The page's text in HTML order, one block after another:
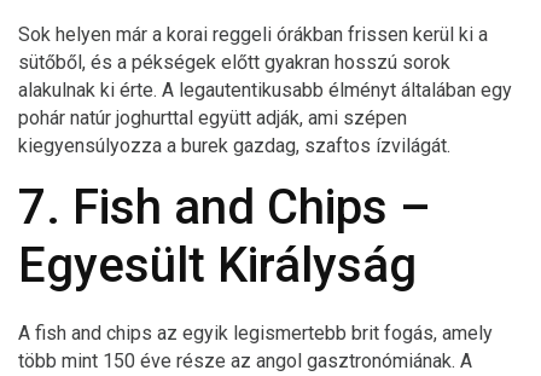
Sok helyen már a korai reggeli órákban frissen kerül ki a
sütőből, és a pékségek előtt gyakran hosszú sorok
alakulnak ki érte. A legautentikusabb élményt általában egy
pohár natúr joghurttal együtt adják, ami szépen
kiegyensúlyozza a burek gazdag, szaftos ízvilágát.
7. Fish and Chips –
Egyesült Királyság
A fish and chips az egyik legismertebb brit fogás, amely
több mint 150 éve része az angol gasztronómiának. A